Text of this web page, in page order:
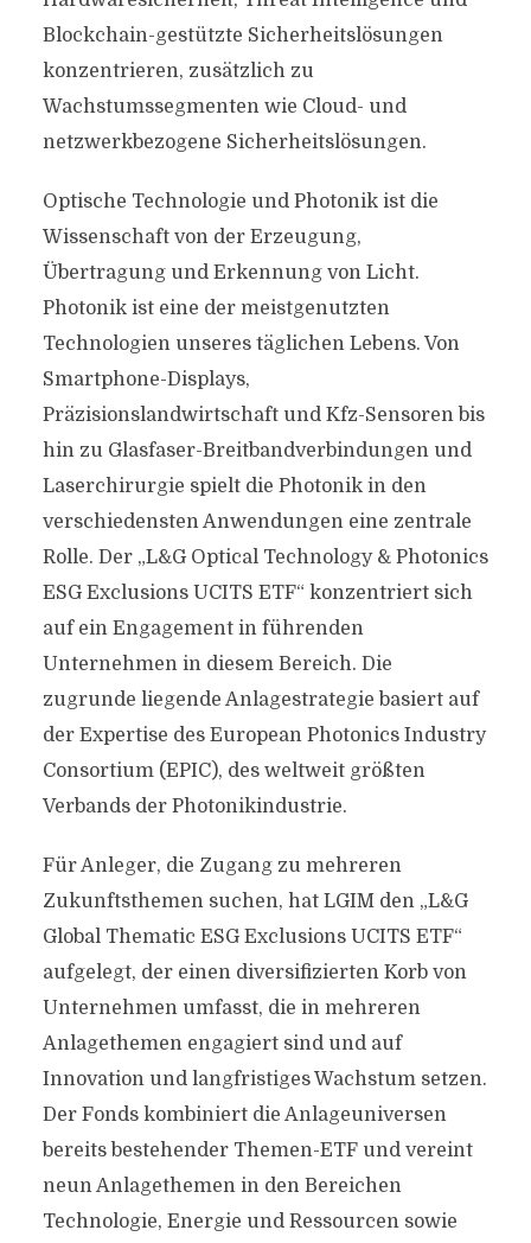
Blockchain-gestützte Sicherheitslösungen
konzentrieren, zusätzlich zu
Wachstumssegmenten wie Cloud- und
netzwerkbezogene Sicherheitslösungen.
Optische Technologie und Photonik ist die
Wissenschaft von der Erzeugung,
Übertragung und Erkennung von Licht.
Photonik ist eine der meistgenutzten
Technologien unseres täglichen Lebens. Von
Smartphone-Displays,
Präzisionslandwirtschaft und Kfz-Sensoren bis
hin zu Glasfaser-Breitbandverbindungen und
Laserchirurgie spielt die Photonik in den
verschiedensten Anwendungen eine zentrale
Rolle. Der „L&G Optical Technology & Photonics
ESG Exclusions UCITS ETF“ konzentriert sich
auf ein Engagement in führenden
Unternehmen in diesem Bereich. Die
zugrunde liegende Anlagestrategie basiert auf
der Expertise des European Photonics Industry
Consortium (EPIC), des weltweit größten
Verbands der Photonikindustrie.
Für Anleger, die Zugang zu mehreren
Zukunftsthemen suchen, hat LGIM den „L&G
Global Thematic ESG Exclusions UCITS ETF“
aufgelegt, der einen diversifizierten Korb von
Unternehmen umfasst, die in mehreren
Anlagethemen engagiert sind und auf
Innovation und langfristiges Wachstum setzen.
Der Fonds kombiniert die Anlageuniversen
bereits bestehender Themen-ETF und vereint
neun Anlagethemen in den Bereichen
Technologie, Energie und Ressourcen sowie